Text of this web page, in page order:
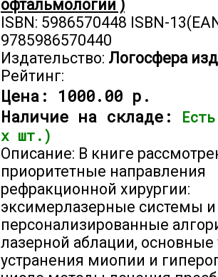
офтальмологии )
ISBN: 5986570448 ISBN-
9785986570440
Издательство: Логосфера
Рейтинг:
Цена: 1000.00 р.
Наличие на складе:
х шт.)
Описание: В книге
приоритетные направления
рефракционной хирургии:
эксимерлазерные системы и
персонализированные
лазерной аблации, основные
устранения миопии и